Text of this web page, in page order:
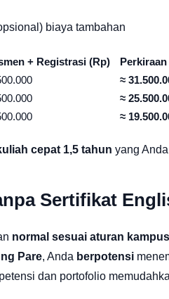
biaya tambahan
+ Registrasi (Rp)
≈
≈
≈
cepat 1,5 tahun yang
Sertifikat
normal sesuai aturan kampus
Pare, Anda berpotensi
dan portofolio